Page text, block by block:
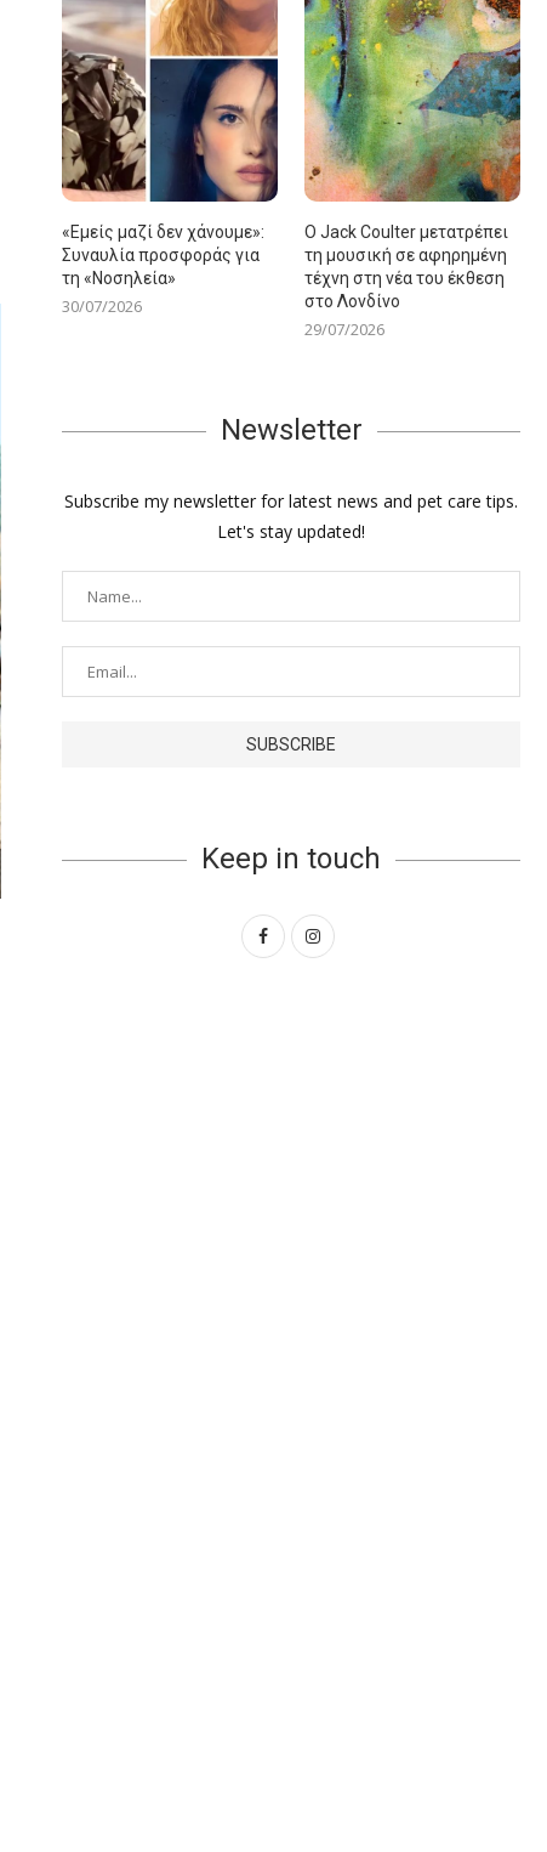
«Εμείς μαζί δεν χάνουμε»:
Συναυλία προσφοράς για
τη «Νοσηλεία»
30/07/2026
Ο Jack Coulter μετατρέπει
τη μουσική σε αφηρημένη
τέχνη στη νέα του έκθεση
στο Λονδίνο
29/07/2026
Newsletter
Subscribe my newsletter for latest news and pet care tips.
Let's stay updated!
Keep in touch